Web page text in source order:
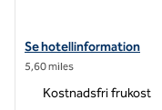
Visa hotelluppgifter för
Se hotellinformation
5,60 miles
Kostnadsfri frukost